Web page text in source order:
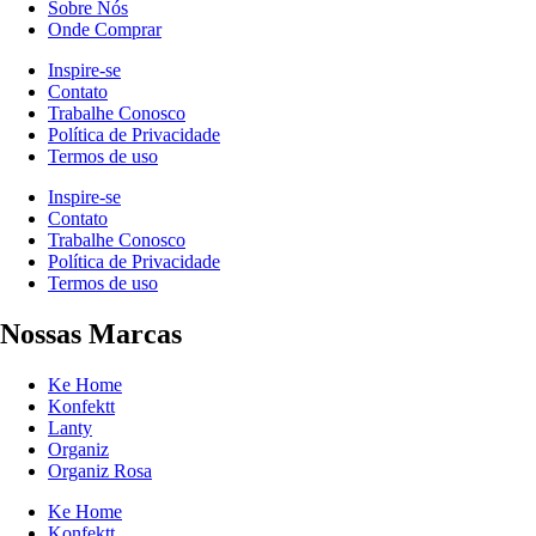
Sobre Nós
Onde Comprar
Inspire-se
Contato
Trabalhe Conosco
Política de Privacidade
Termos de uso
Inspire-se
Contato
Trabalhe Conosco
Política de Privacidade
Termos de uso
Nossas Marcas
Ke Home
Konfektt
Lanty
Organiz
Organiz Rosa
Ke Home